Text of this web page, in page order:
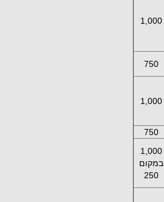
1,000
750
1,000
750
1,000
במקום
250